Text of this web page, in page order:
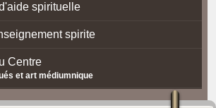
spirituelle
spirite
Centre
et art médiumnique